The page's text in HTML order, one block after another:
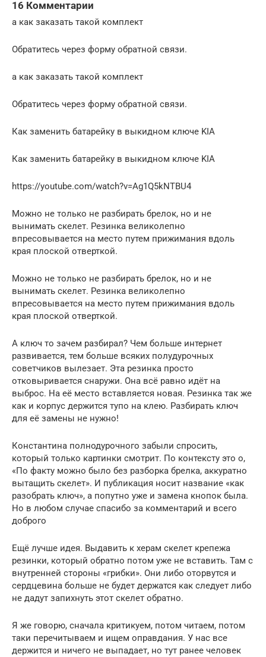
16 Комментарии
а как заказать такой комплект
Обратитесь через форму обратной связи.
а как заказать такой комплект
Обратитесь через форму обратной связи.
Как заменить батарейку в выкидном ключе KIA
Как заменить батарейку в выкидном ключе KIA
https://youtube.com/watch?v=Ag1Q5kNTBU4
Можно не только не разбирать брелок, но и не
вынимать скелет. Резинка великолепно
впресовывается на место путем прижимания вдоль
края плоской отверткой.
Можно не только не разбирать брелок, но и не
вынимать скелет. Резинка великолепно
впресовывается на место путем прижимания вдоль
края плоской отверткой.
А ключ то зачем разбирал? Чем больше интернет
развивается, тем больше всяких полудурочных
советчиков вылезает. Эта резинка просто
отковыривается снаружи. Она всё равно идёт на
выброс. На её место вставляется новая. Резинка так же
как и корпус держится тупо на клею. Разбирать ключ
для её замены не нужно!
Константина полнодурочного забыли спросить,
который только картинки смотрит. По контексту это о,
«По факту можно было без разборка брелка, аккуратно
вытащить скелет». И публикация носит название «как
разобрать ключ», а попутно уже и замена кнопок была.
Но в любом случае спасибо за комментарий и всего
доброго
Ещё лучше идея. Выдавить к херам скелет крепежа
резинки, который обратно потом уже не вставить. Там с
внутренней стороны «грибки». Они либо оторвутся и
сердцевина больше не будет держатся как следует либо
не дадут запихнуть этот скелет обратно.
Я же говорю, сначала критикуем, потом читаем, потом
таки перечитываем и ищем оправдания. У нас все
держится и ничего не выпадает, но тут ранее человек